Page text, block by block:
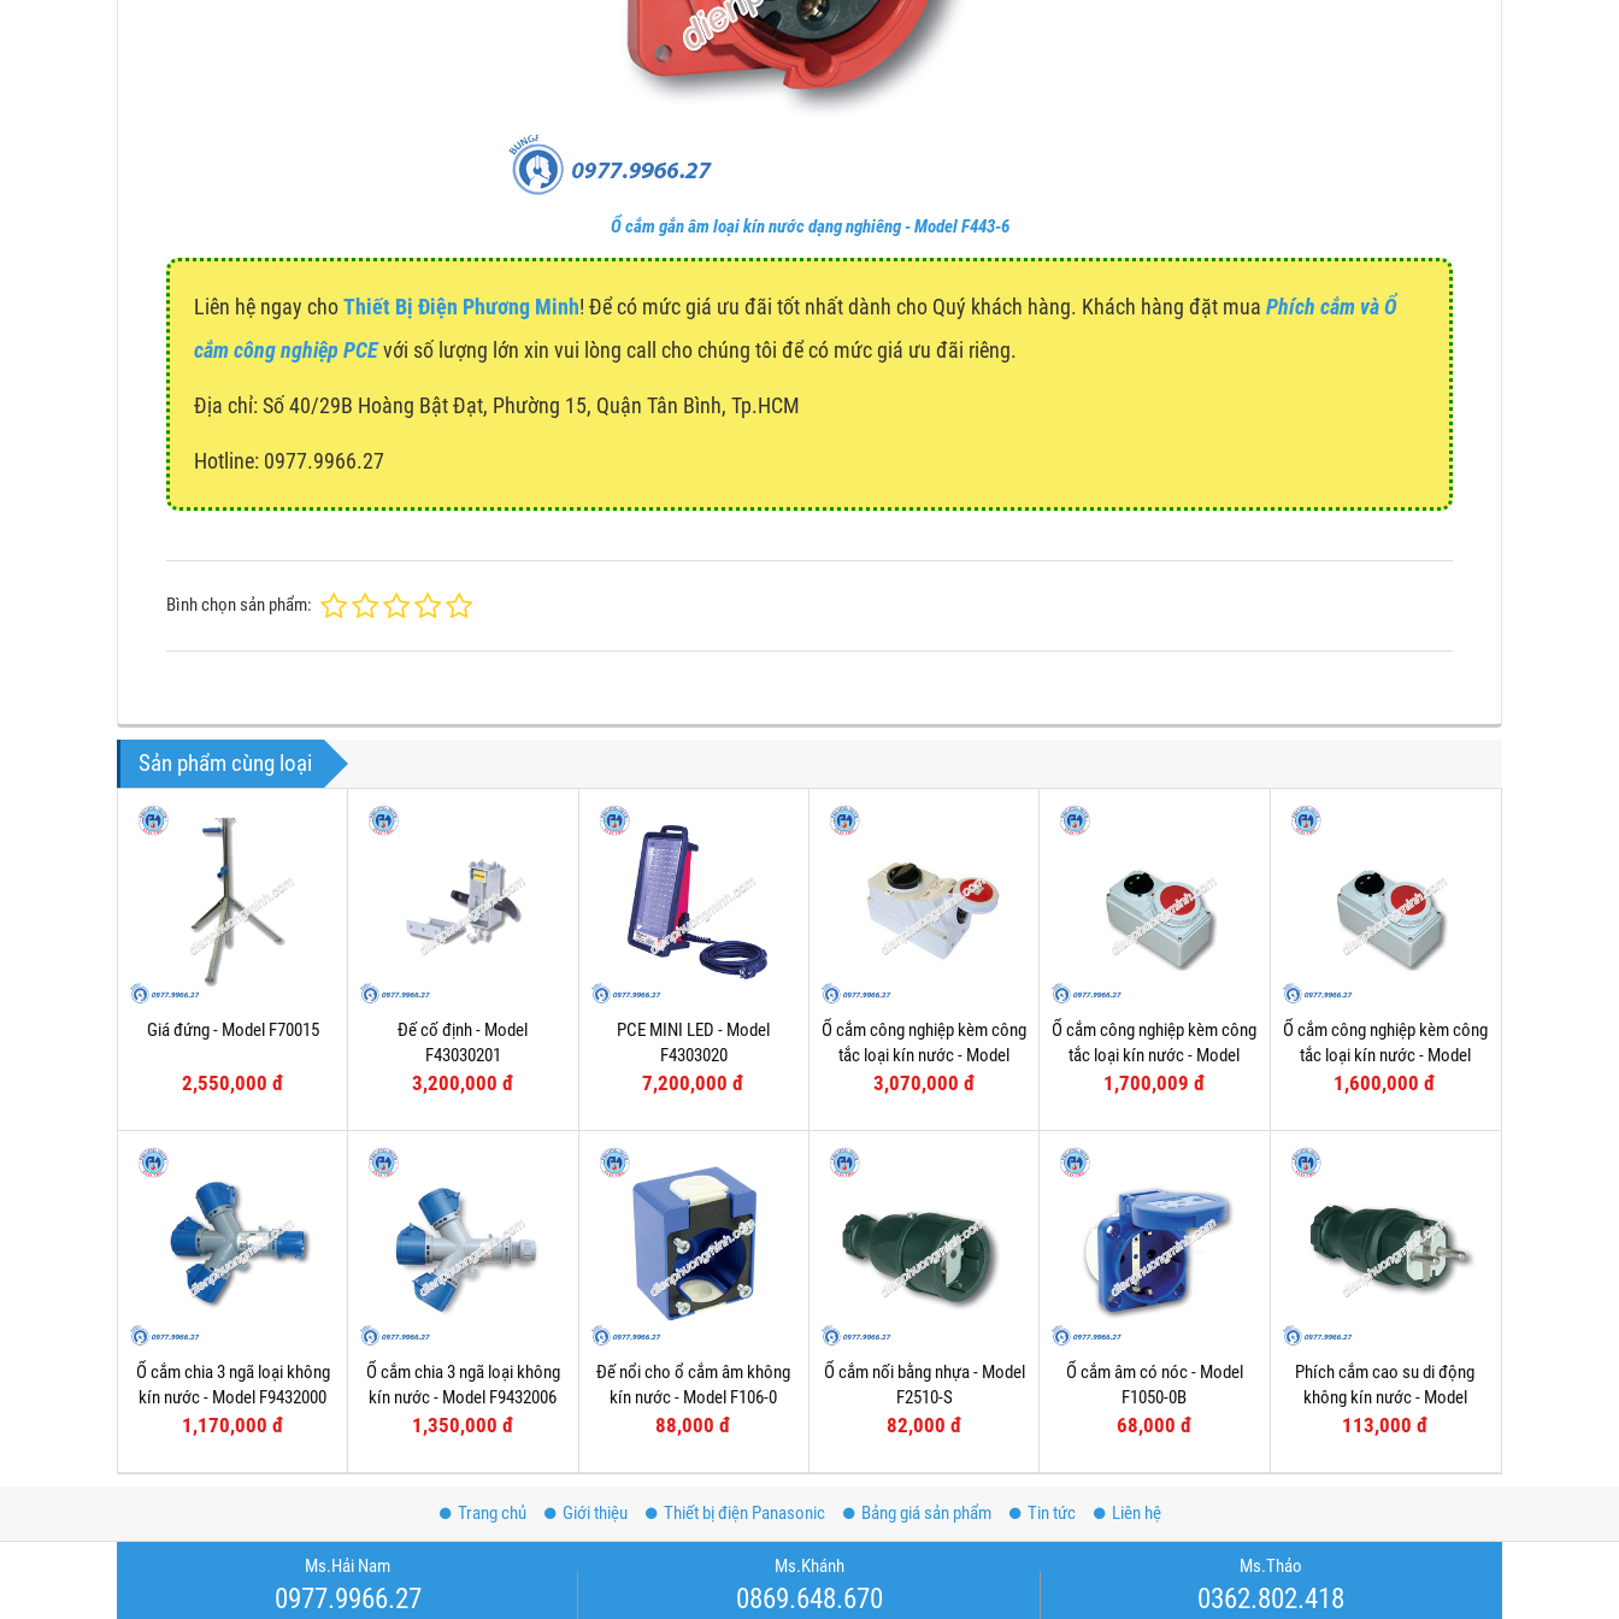
Ổ cắm gắn âm loại kín nước dạng nghiêng - Model F443-6
Liên hệ ngay choThiết Bị Điện Phương Minh! Để có mức giá ưu đãi tốt nhất dành cho Quý khách hàng. Khách hàng đặt mua Phích cắm và Ổ
cắm công nghiệp PCEvới số lượng lớn xin vui lòng call cho chúng tôi để có mức giá ưu đãi riêng.
Địa chỉ: Số 40/29B Hoàng Bật Đạt, Phường 15, Quận Tân Bình, Tp.HCM
Hotline: 0977.9966.27
Bình chọn sản phẩm:
Sản phẩm cùng loại
Giá đứng - Model F70015
2,550,000 đ
Đế cố định - Model
F43030201
3,200,000 đ
PCE MINI LED - Model
F4303020
7,200,000 đ
Ổ cắm công nghiệp kèm công
tắc loại kín nước - Model
F75252-6
3,070,000 đ
Ổ cắm công nghiệp kèm công
tắc loại kín nước - Model
F61152-6
1,700,009 đ
Ổ cắm công nghiệp kèm công
tắc loại kín nước - Model
F61132-6
1,600,000 đ
Ổ cắm chia 3 ngã loại không
kín nước - Model F9432000
1,170,000 đ
Ổ cắm chia 3 ngã loại không
kín nước - Model F9432006
1,350,000 đ
Đế nổi cho ổ cắm âm không
kín nước - Model F106-0
88,000 đ
Ổ cắm nối bằng nhựa - Model
F2510-S
82,000 đ
Ổ cắm âm có nóc - Model
F1050-0B
68,000 đ
Phích cắm cao su di động
không kín nước - Model
F0512-S
113,000 đ
Trang chủ Giới thiệu Thiết bị điện Panasonic Bảng giá sản phẩm Tin tức Liên hệ
Ms.Hải Nam
0977.9966.27
Ms.Khánh
0869.648.670
Ms.Thảo
0362.802.418